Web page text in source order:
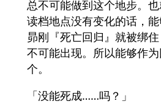
总不可能做到这个地步。
读档地点没有变化的话，
昴刚『死亡回归』就被绑
不可能出现。所以能够作
个。
「没能死成……吗？」